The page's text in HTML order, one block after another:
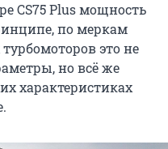
CS75 Plus мощность
по меркам
это не
но всё же
характеристиках